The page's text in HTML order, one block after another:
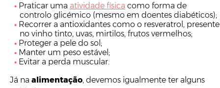
Praticar uma atividade física como forma de
controlo glicémico (mesmo em doentes diabéticos);
Recorrer a antioxidantes como o resveratrol, presente
no vinho tinto, uvas, mirtilos, frutos vermelhos;
Proteger a pele do sol;
Manter um peso estável;
Evitar a perda muscular.
Já na alimentação, devemos igualmente ter alguns